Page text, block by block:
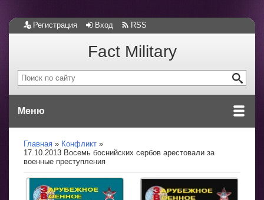
Регистрация Вход RSS
Fact Military
Меню
Главная
Конфликт
17.10.2013 Восемь боснийских сербов арестовали за
военные преступления